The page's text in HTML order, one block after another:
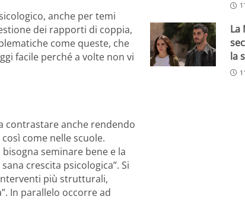
anche per temi
dei rapporti di coppia,
come queste, che
facile perché a volte non vi
contrastare anche rendendo
come nelle scuole.
seminare bene e la
crescita psicologica”. Si
più strutturali,
In parallelo occorre ad
La
la